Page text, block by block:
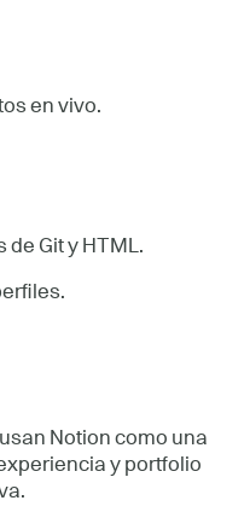
en vivo.
Git y HTML.
Notion como una
y portfolio